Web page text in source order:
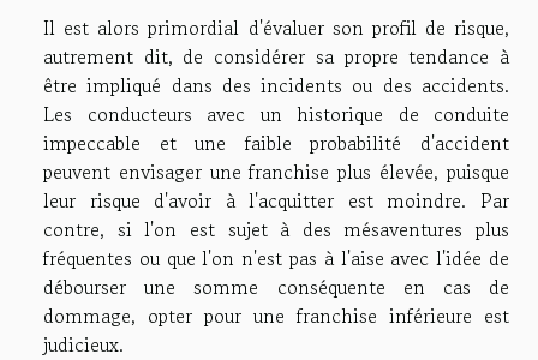
Il est alors primordial d'évaluer son profil de risque,
autrement dit, de considérer sa propre tendance à
être impliqué dans des incidents ou des accidents.
Les conducteurs avec un historique de conduite
impeccable et une faible probabilité d'accident
peuvent envisager une franchise plus élevée, puisque
leur risque d'avoir à l'acquitter est moindre. Par
contre, si l'on est sujet à des mésaventures plus
fréquentes ou que l'on n'est pas à l'aise avec l'idée de
débourser une somme conséquente en cas de
dommage, opter pour une franchise inférieure est
judicieux.